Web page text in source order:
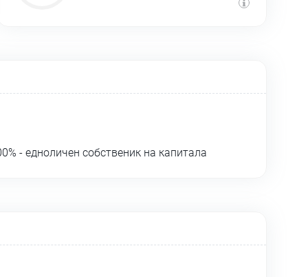
- едноличен собственик на капитала